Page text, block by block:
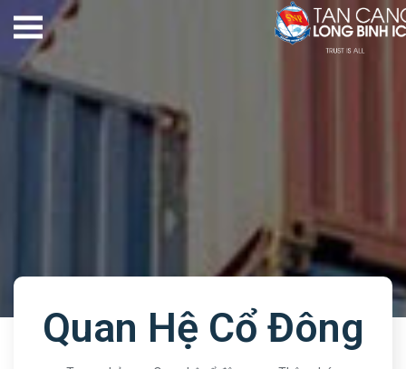
Quan Hệ Cổ Đông